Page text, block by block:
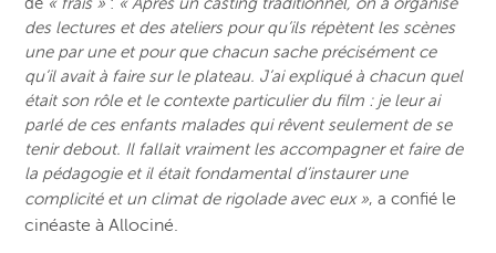
des lectures et des ateliers pour qu’ils répètent les scènes
une par une et pour que chacun sache précisément ce
qu’il avait à faire sur le plateau. J’ai expliqué à chacun quel
était son rôle et le contexte particulier du film : je leur ai
parlé de ces enfants malades qui rêvent seulement de se
tenir debout. Il fallait vraiment les accompagner et faire de
la pédagogie et il était fondamental d’instaurer une
complicité et un climat de rigolade avec eux », a confié le
cinéaste à Allociné.